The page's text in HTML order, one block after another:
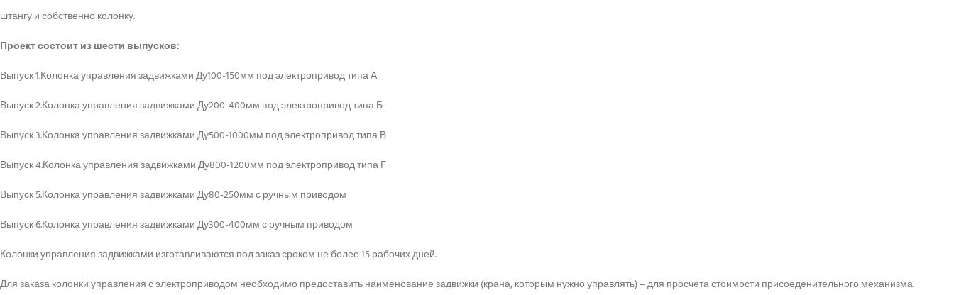
штангу и собственно колонку.
Проект состоит из шести выпусков:
Выпуск 1.Колонка управления задвижками Ду100-150мм под электропривод типа А
Выпуск 2.Колонка управления задвижками Ду200-400мм под электропривод типа Б
Выпуск 3.Колонка управления задвижками Ду500-1000мм под электропривод типа В
Выпуск 4.Колонка управления задвижками Ду800-1200мм под электропривод типа Г
Выпуск 5.Колонка управления задвижками Ду80-250мм с ручным приводом
Выпуск 6.Колонка управления задвижками Ду300-400мм с ручным приводом
Колонки управления задвижками изготавливаются под заказ сроком не более 15 рабочих дней.
Для заказа колонки управления с электроприводом необходимо предоставить наименование задвижки (крана, которым нужно управлять) – для просчета стоимости присоеденительного механизма.